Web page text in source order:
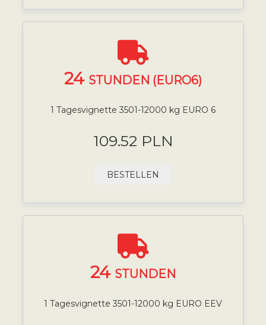
24 STUNDEN (EURO6)
1 Tagesvignette 3501-12000 kg EURO 6
109.52 PLN
BESTELLEN
24 STUNDEN
1 Tagesvignette 3501-12000 kg EURO EEV